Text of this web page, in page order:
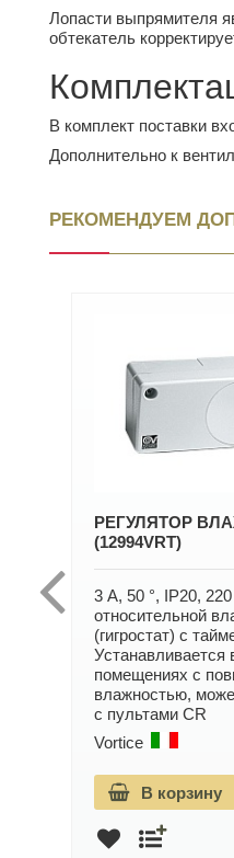
Лопасти выпрямителя
обтекатель
В комплект поставки
Дополнительно к
РЕКОМЕНДУЕМ
РЕГУЛЯТОР
(12994VRT)
3 А, 50 °, IP20,
относительной
(гигростат) с
Устанавливается
помещениях с
влажностью,
с пультами CR
Vortice
В корзину